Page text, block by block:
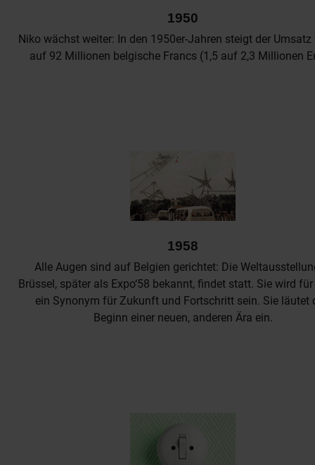
1950
Niko wächst weiter: In den 1950er-Jahren steigt der Umsatz
auf 92 Millionen belgische Francs (1,5 auf 2,3 Millionen
1958
Alle Augen sind auf Belgien gerichtet: Die
Brüssel, später als Expo‘58 bekannt, findet statt. Sie wird
ein Synonym für Zukunft und Fortschritt sein. Sie läutet
Beginn einer neuen, anderen Ära ein.